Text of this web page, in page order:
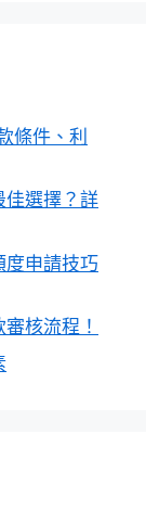
條件、利
佳選擇？詳
度申請技巧
核流程！